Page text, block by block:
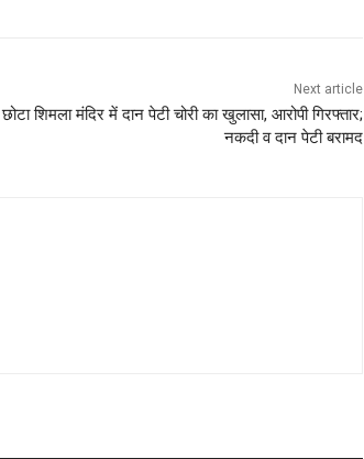
Next article
छोटा शिमला मंदिर में दान पेटी चोरी का खुलासा, आरोपी गिरफ्तार;
नकदी व दान पेटी बरामद